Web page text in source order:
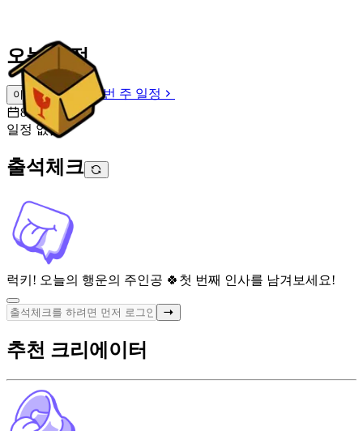
오늘 일정
이번 주 일정
이번 주 일정
8월 7일 [금]
일정 없음
출석체크
럭키! 오늘의 행운의 주인공 🍀 첫 번째 인사를 남겨보세요!
추천 크리에이터